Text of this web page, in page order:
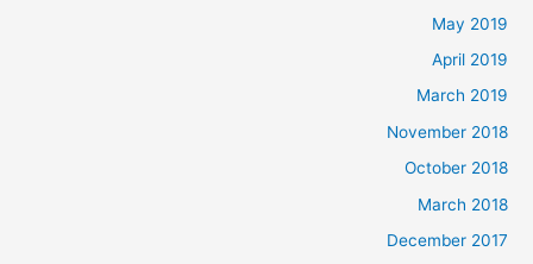
May 2019
April 2019
March 2019
November 2018
October 2018
March 2018
December 2017